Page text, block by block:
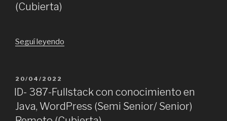
(Cubierta)
Seguí leyendo
Developer
Remoto
(Cubierta)”
PUBLICADO
EL
20/04/2022
ID- 387-Fullstack con conocimiento en
Java, WordPress (Semi Senior/ Senior)